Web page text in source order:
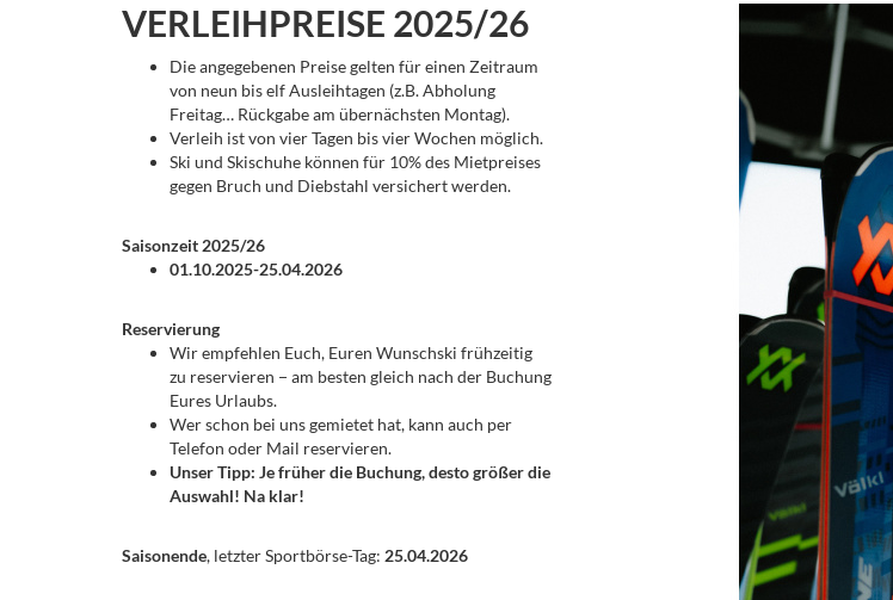
VERLEIHPREISE 2025/26
Die angegebenen Preise gelten für einen Zeitraum
von neun bis elf Ausleihtagen (z.B. Abholung
Freitag… Rückgabe am übernächsten Montag).
Verleih ist von vier Tagen bis vier Wochen möglich.
Ski und Skischuhe können für 10% des Mietpreises
gegen Bruch und Diebstahl versichert werden.
Saisonzeit 2025/26
01.10.2025-25.04.2026
Reservierung
Wir empfehlen Euch, Euren Wunschski frühzeitig
zu reservieren − am besten gleich nach der Buchung
Eures Urlaubs.
Wer schon bei uns gemietet hat, kann auch per
Telefon oder Mail reservieren.
Unser Tipp: Je früher die Buchung, desto größer die
Auswahl! Na klar!
Saisonende, letzter Sportbörse-Tag: 25.04.2026